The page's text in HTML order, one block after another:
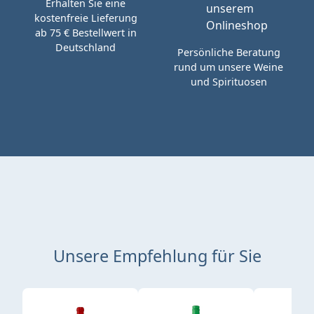
Erhalten Sie eine
kostenfreie Lieferung
ab 75 € Bestellwert in
Deutschland
Persönliche Beratung
rund um unsere Weine
und Spirituosen
Unsere Empfehlung für Sie
Produktgalerie überspringen